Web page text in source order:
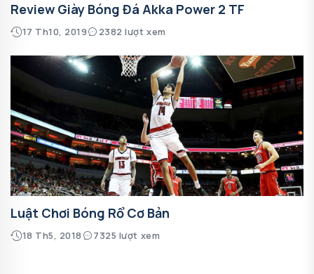
Review Giày Bóng Đá Akka Power 2 TF
17 Th10, 2019 2382 lượt xem
Luật Chơi Bóng Rổ Cơ Bản
18 Th5, 2018 7325 lượt xem